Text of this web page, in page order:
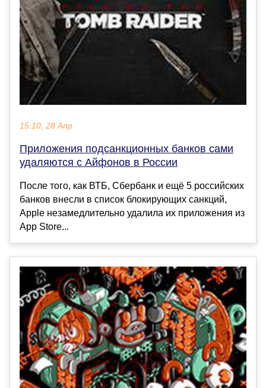
15:10, 28 Апр
Приложения подсанкционных банков сами
удаляются с Айфонов в России
После того, как ВТБ, Сбербанк и ещё 5 российских
банков внесли в список блокирующих санкций,
Apple незамедлительно удалила их приложения из
App Store...